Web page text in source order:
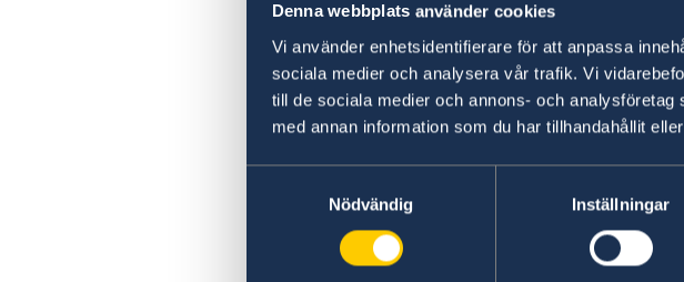
Denna webbplats använder cookies
Vi använder enhetsidentifierare för att anpassa
sociala medier och analysera vår trafik. Vi
till de sociala medier och annons- och
med annan information som du har tillhandahållit
Nödvändig
Inställningar
Korea
covid-19
Har du
1339.
Seoul